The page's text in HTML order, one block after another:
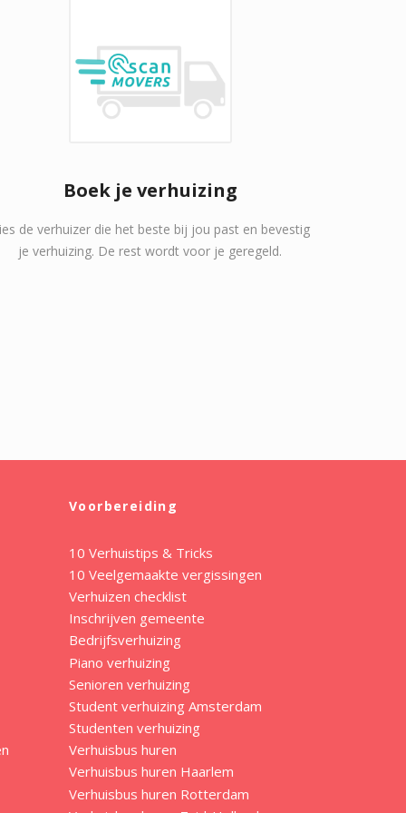
Boek je verhuizing
de verhuizer die het beste bij jou past en bevestig
je verhuizing. De rest wordt voor je geregeld.
Voorbereiding
10 Verhuistips & Tricks
10 Veelgemaakte vergissingen
Verhuizen checklist
Inschrijven gemeente
Bedrijfsverhuizing
Piano verhuizing
Senioren verhuizing
Student verhuizing Amsterdam
Studenten verhuizing
Verhuisbus huren
Verhuisbus huren Haarlem
Verhuisbus huren Rotterdam